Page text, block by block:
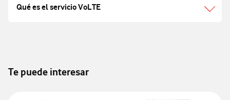
Qué es el servicio VoLTE
Te puede interesar